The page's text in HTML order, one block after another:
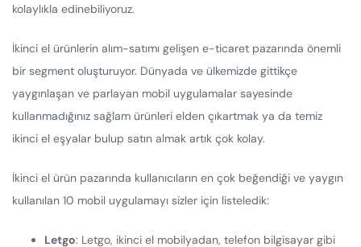
kolaylıkla edinebiliyoruz.
İkinci el ürünlerin alım-satımı gelişen e-ticaret pazarında önemli
bir segment oluşturuyor. Dünyada ve ülkemizde gittikçe
yaygınlaşan ve parlayan mobil uygulamalar sayesinde
kullanmadığınız sağlam ürünleri elden çıkartmak ya da temiz
ikinci el eşyalar bulup satın almak artık çok kolay.
İkinci el ürün pazarında kullanıcıların en çok beğendiği ve yaygın
kullanılan 10 mobil uygulamayı sizler için listeledik:
Letgo: Letgo, ikinci el mobilyadan, telefon bilgisayar gibi